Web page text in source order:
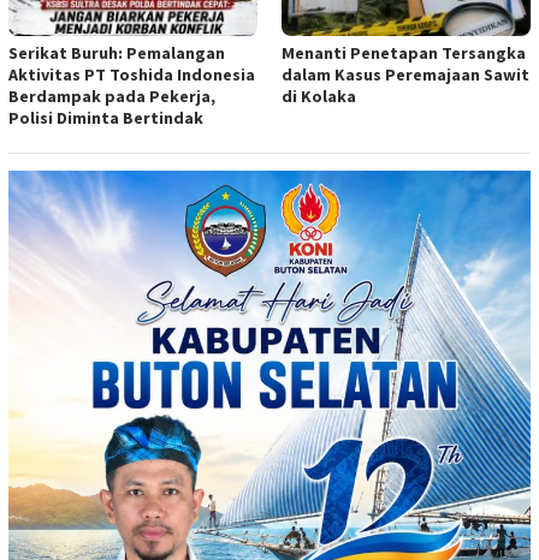
Serikat Buruh: Pemalangan
Aktivitas PT Toshida Indonesia
Berdampak pada Pekerja,
Polisi Diminta Bertindak
Menanti Penetapan Tersangka
dalam Kasus Peremajaan Sawit
di Kolaka